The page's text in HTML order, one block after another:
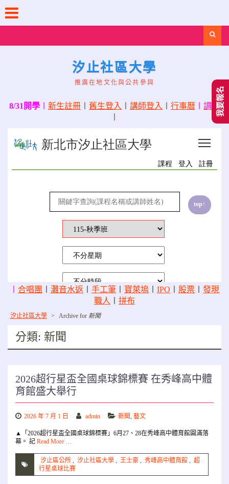
content
汐止社區大學
推廣在地文化與公共參與
8/31開學 新生註冊 舊生登入 講師登入 行事曆
調課
合唱團 灘音水返 手工筆 寶萊塢 IPO 股票
發現
職人
拼布
汐止社區大學 > Archive for 新聞
分類: 新聞
2026超行星盃全國桌球錦標賽 在秀峰高中體
育館盛大舉行
2026 年 7 月 1 日 admin 新聞, 藝文
▲「2026超行星盃全國桌球錦標賽」6月27、28在秀峰高中體育館圓滿落
幕。 記 Read More …
汐止區公所 , 汐止社區大學 , 王士豪 , 秀峰高中體育館 , 超
行星桌球比賽
我要報名